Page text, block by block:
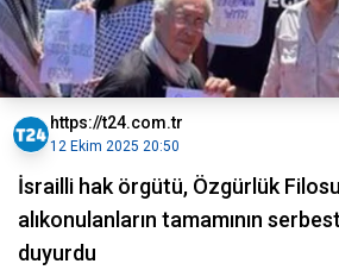
https://t24.com.tr
12 Ekim 2025 20:50
İsrailli hak örgütü, Özgürlük
alıkonulanların tamamının serbest
duyurdu